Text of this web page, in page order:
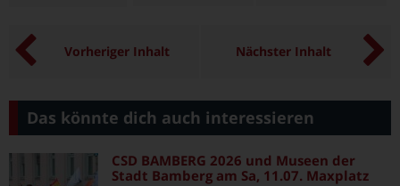
Vorheriger Inhalt Nächster Inhalt
Das könnte dich auch interessieren
CSD BAMBERG 2026 und Museen der
Stadt Bamberg am Sa, 11.07. Maxplatz